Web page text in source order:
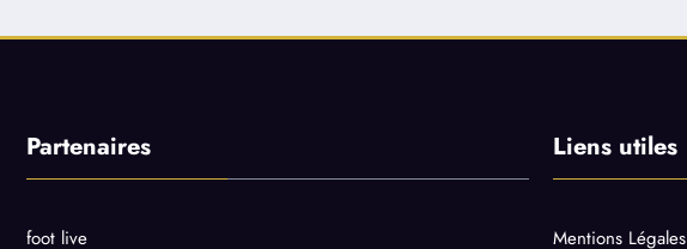
Partenaires
foot live
Liens utiles
Mentions Légales